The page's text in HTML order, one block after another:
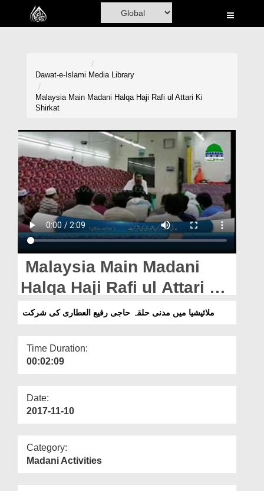
Home
Volunteer Portal
Rohani Ilaj
Donation
Blog
Magazine
Departments
Our Websites
More
Dawat-e-Islami Media Library
Malaysia Main Madani Halqa Haji Rafi ul Attari Ki
Shirkat
Malaysia Main Madani
Halqa Haji Rafi ul Attari Ki
Shirkat
ملائیشیا میں مدنی حلقہ حاجی رفیع العطاری کی شرکت
Time Duration:
00:02:09
Date:
2017-11-10
Category:
Madani Activities